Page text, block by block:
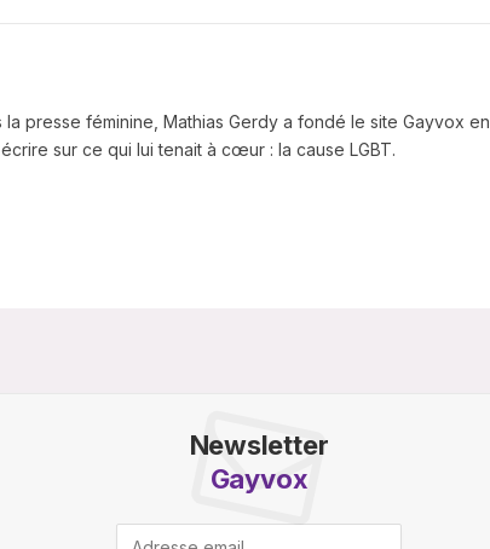
presse féminine, Mathias Gerdy a fondé le site Gayvox en
sur ce qui lui tenait à cœur : la cause LGBT.
Newsletter
Gayvox